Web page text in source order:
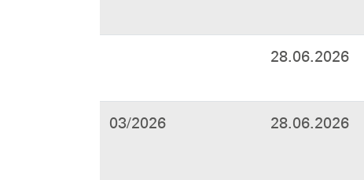
28.06.2026
03/2026 28.06.2026